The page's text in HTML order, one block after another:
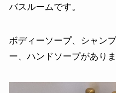
バスルームです。
ボディーソープ、シャン
ー、ハンドソープがありま